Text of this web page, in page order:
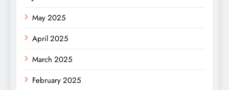
May 2025
April 2025
March 2025
February 2025